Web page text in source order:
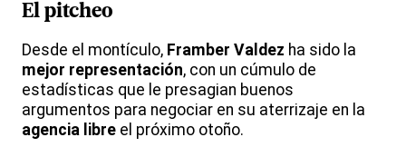
El pitcheo
Desde el montículo, Framber Valdez ha sido la
mejor representación, con un cúmulo de
estadísticas que le presagian buenos
argumentos para negociar en su aterrizaje en la
agencia libre el próximo otoño.